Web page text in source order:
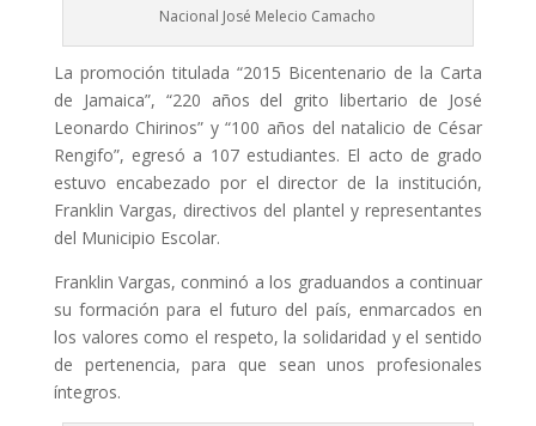
Nacional José Melecio Camacho
La promoción titulada “2015 Bicentenario de la Carta
de Jamaica”, “220 años del grito libertario de José
Leonardo Chirinos” y “100 años del natalicio de César
Rengifo”, egresó a 107 estudiantes. El acto de grado
estuvo encabezado por el director de la institución,
Franklin Vargas, directivos del plantel y representantes
del Municipio Escolar.
Franklin Vargas, conminó a los graduandos a continuar
su formación para el futuro del país, enmarcados en
los valores como el respeto, la solidaridad y el sentido
de pertenencia, para que sean unos profesionales
íntegros.